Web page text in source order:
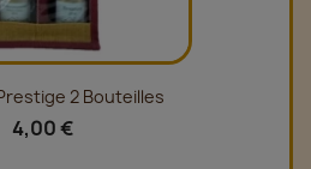
2 Bouteilles
4,00 €